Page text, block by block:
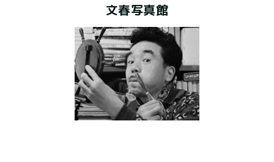
文春写真館